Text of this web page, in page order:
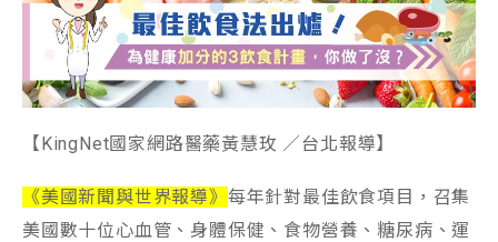
【KingNet國家網路醫藥黃慧玫 ／台北報導】
《美國新聞與世界報導》 每年針對最佳飲食項目，召集
美國數十位心血管、身體保健、食物營養、糖尿病、運